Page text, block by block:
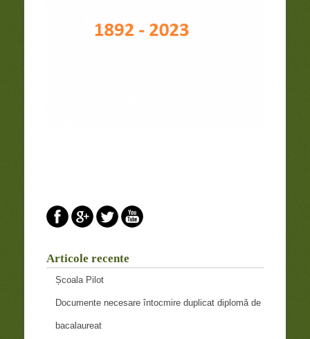
Articole recente
Școala Pilot
Documente necesare întocmire duplicat diplomă de
bacalaureat